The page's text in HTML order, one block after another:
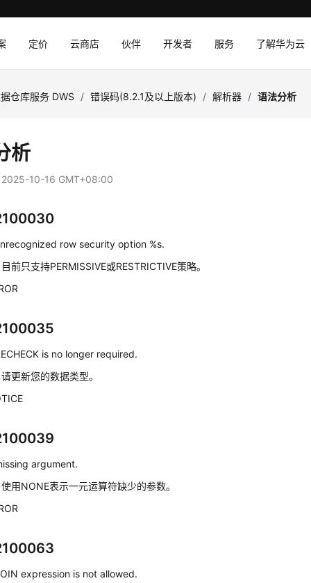
定价 云商店 伙伴 开发者 服务 了解华为云
仓库服务 DWS / 错误码(8.2.1及以上版本) / 解析器 / 语法分析
析
2025-10-16 GMT+08:00
row security option %s.
目前只支持PERMISSIVE或RESTRICTIVE策略。
is no longer required.
请更新您的数据类型。
argument.
使用NONE表示一元运算符缺少的参数。
expression is not allowed.